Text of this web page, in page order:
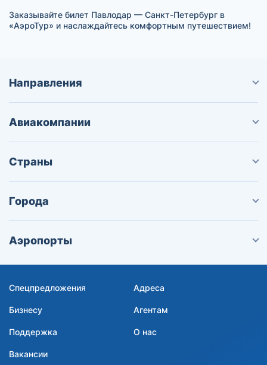
Заказывайте билет Павлодар — Санкт-Петербург в
«АэроТур» и наслаждайтесь комфортным путешествием!
Направления
Авиакомпании
Страны
Города
Аэропорты
Спецпредложения Адреса
Бизнесу Агентам
Поддержка О нас
Вакансии